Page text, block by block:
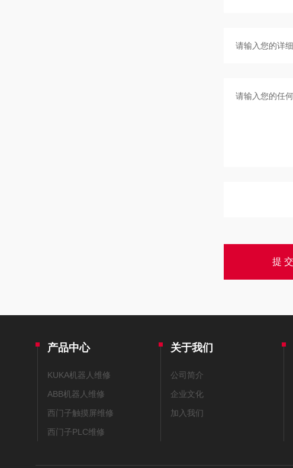
产品中心
KUKA机器人维修
ABB机器人维修
西门子触摸屏维修
西门子PLC维修
关于我们
公司简介
企业文化
加入我们